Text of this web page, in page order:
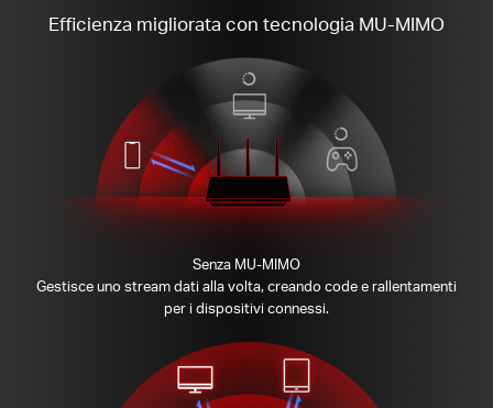
Efficienza migliorata con tecnologia MU-MIMO
Senza MU-MIMO
Gestisce uno stream dati alla volta, creando code e rallentamenti
per i dispositivi connessi.